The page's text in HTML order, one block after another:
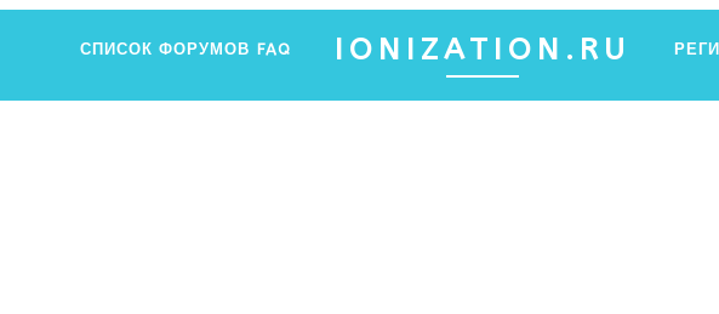
СПИСОК ФОРУМОВ FAQ IONIZATION.RU